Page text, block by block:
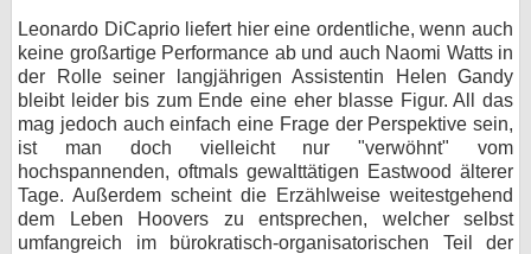
Leonardo DiCaprio liefert hier eine ordentliche, wenn auch
keine großartige Performance ab und auch Naomi Watts in
der Rolle seiner langjährigen Assistentin Helen Gandy
bleibt leider bis zum Ende eine eher blasse Figur. All das
mag jedoch auch einfach eine Frage der Perspektive sein,
ist man doch vielleicht nur "verwöhnt" vom
hochspannenden, oftmals gewalttätigen Eastwood älterer
Tage. Außerdem scheint die Erzählweise weitestgehend
dem Leben Hoovers zu entsprechen, welcher selbst
umfangreich im bürokratisch-organisatorischen Teil der